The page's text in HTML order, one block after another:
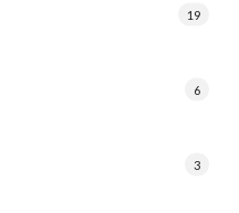
19
6
3